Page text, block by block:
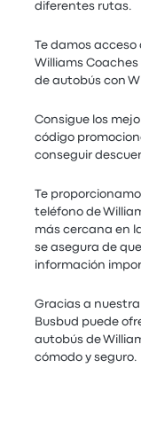
diferentes rutas.
Te damos
Williams
de autobús con
Consigue los
código
conseguir
Te
teléfono de
más cercana en
se asegura de
información
Gracias a
Busbud puede
autobús de
cómodo y seguro.